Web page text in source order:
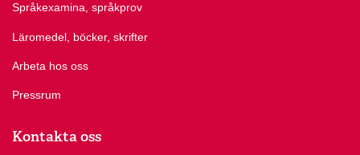
Språkexamina, språkprov
Läromedel, böcker, skrifter
Arbeta hos oss
Pressrum
Kontakta oss